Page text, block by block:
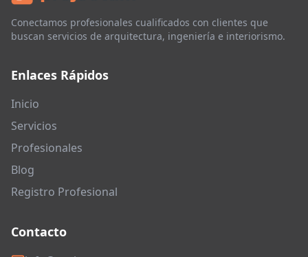
Conectamos profesionales cualificados con clientes que
buscan servicios de arquitectura, ingeniería e interiorismo.
Enlaces Rápidos
Inicio
Servicios
Profesionales
Blog
Registro Profesional
Contacto